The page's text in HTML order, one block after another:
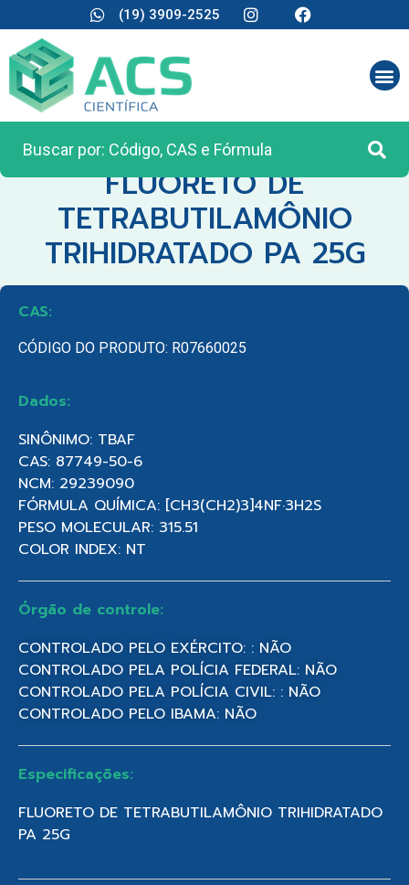
(19) 3909-2525
CATEGORIA:REAGENTES ANALÍTICOS
FLUORETO DE
TETRABUTILAMÔNIO
TRIHIDRATADO PA 25G
CAS:
CÓDIGO DO PRODUTO: R07660025
Dados:
SINÔNIMO: TBAF
CAS: 87749-50-6
NCM: 29239090
FÓRMULA QUÍMICA: [CH3(CH2)3]4NF·3H2S
PESO MOLECULAR: 315.51
COLOR INDEX: NT
Órgão de controle:
CONTROLADO PELO EXÉRCITO: : NÃO
CONTROLADO PELA POLÍCIA FEDERAL: NÃO
CONTROLADO PELA POLÍCIA CIVIL: : NÃO
CONTROLADO PELO IBAMA: NÃO
Especificações:
FLUORETO DE TETRABUTILAMÔNIO TRIHIDRATADO
PA 25G